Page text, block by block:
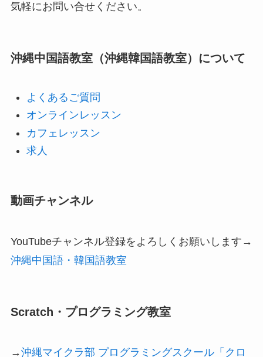
気軽にお問い合せください。
沖縄中国語教室（沖縄韓国語教室）について
よくあるご質問
オンラインレッスン
カフェレッスン
求人
動画チャンネル
YouTubeチャンネル登録をよろしくお願いします→
沖縄中国語・韓国語教室
Scratch・プログラミング教室
→沖縄マイクラ部 プログラミングスクール「クロ